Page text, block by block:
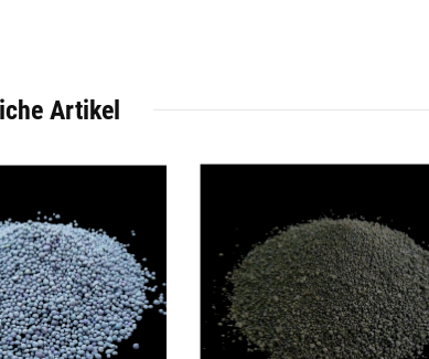
Artikel